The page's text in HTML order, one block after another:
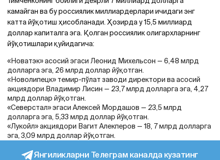
камайган ва бу россиялик миллиардерлари ичидаги энг
катта йўқотиш ҳисобланади. Ҳозирда у 15,5 миллиард
доллар капиталга эга. Қолган россиялик олигархларнинг
йўқотишлари қуйидагича:
«Новатэк» асосий эгаси Леонид Михельсон — 6,48 млрд
долларга эга, 26 млрд доллар йўқотган.
«Новолипецк» темир-пўлат заводи директори ва асосий
акциядори Владимир Лисин — 23,7 млрд долларга эга, 4,27
млрд доллар йўқотган.
«Северстал» эгаси Алексей Мордашов — 23,5 млрд
долларга эга, 5,33 млрд доллар йўқотган.
«Лукойл» акциядори Вагит Алекперов — 18, 7 млрд долларга
эга, 3,09 млрд доллар йўқотган.
Янгиликларни Телеграм каналда кузатинг